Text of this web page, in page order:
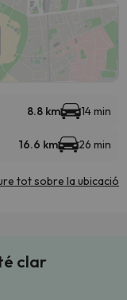
8.8 km 14 min
16.6 km 26 min
tot sobre la ubicació
clar